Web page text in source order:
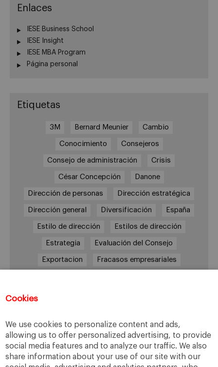
Cookies
We use cookies to personalize content and ads,
allowing us to offer personalized advertising, to provide
social media features and to analyze our traffic. We also
share information about your use of our site with our
Enlaces
IESE Business School
IESE Insight
IESE MBA Program
Página personal
Etiquetas
3M Bernard Meunier Cambio
Conocimiento Consejeros
Consejo de administración Crisis
César Concepción Danone
Dirección de personas Dirección estratégica
Dirección general Diversificación España
Estilo de dirección Estilos de dirección
Estrategia Evaluación del Consejo
Exportacion Fracasos empresariales
IPADE Jorge López Jérôme Boesch
Largo plazo Liderazgo Mango MBA
México Nestlé Novartis Presupuesto